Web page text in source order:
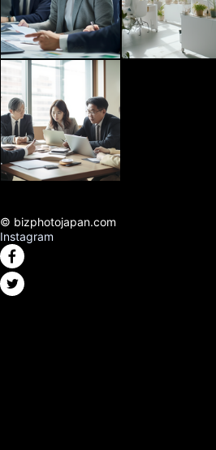
© bizphotojapan.com
Instagram